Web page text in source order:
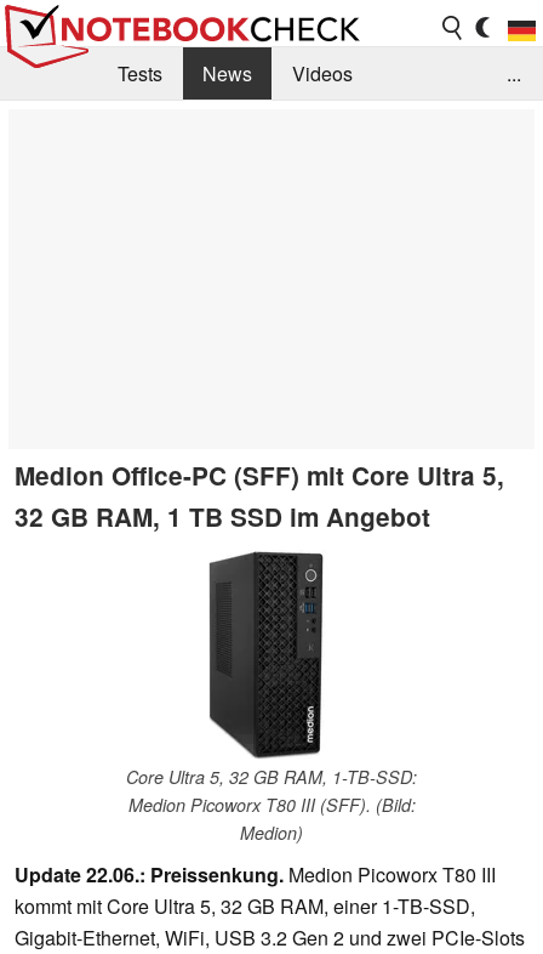
Tests News
Videos
...
Medion Office-PC (SFF) mit Core Ultra 5,
32 GB RAM, 1 TB SSD im Angebot
Core Ultra 5, 32 GB RAM, 1-TB-SSD:
Medion Picoworx T80 III (SFF). (Bild:
Medion)
Update 22.06.: Preissenkung. Medion Picoworx T80 III
kommt mit Core Ultra 5, 32 GB RAM, einer 1-TB-SSD,
Gigabit-Ethernet, WiFi, USB 3.2 Gen 2 und zwei PCIe-Slots